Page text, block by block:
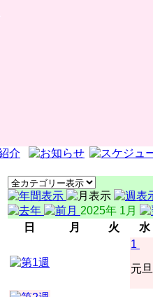
2025年 1月
日
月 火
水
1
元旦